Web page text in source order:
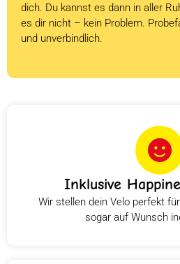
dich. Du kannst es dann in aller
es dir nicht – kein Problem.
und unverbindlich.
Inklusive
Wir stellen dein Velo perfekt
sogar auf Wunsch